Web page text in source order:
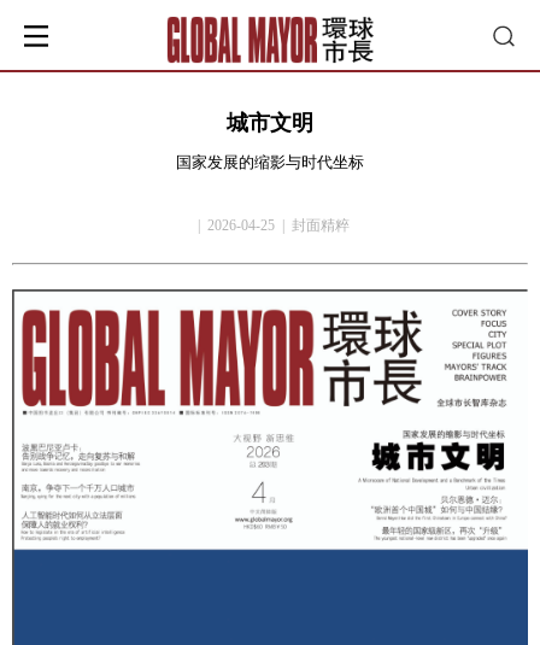
城市文明
国家发展的缩影与时代坐标
| 2026-04-25 | 封面精粹